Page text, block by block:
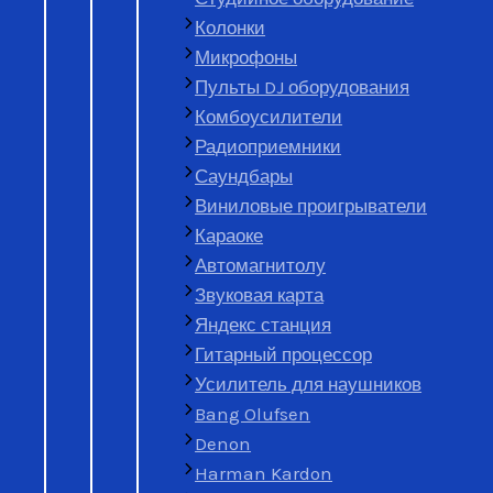
Колонки
Микрофоны
Пульты DJ оборудования
Комбоусилители
Радиоприемники
Саундбары
Виниловые проигрыватели
Караоке
Автомагнитолу
Звуковая карта
Яндекс станция
Гитарный процессор
Усилитель для наушников
Bang Olufsen
Denon
Harman Kardon
Оставьте заявку, чтобы
Описание товара
В каком состоянии товар?
Рассчитать стоимость